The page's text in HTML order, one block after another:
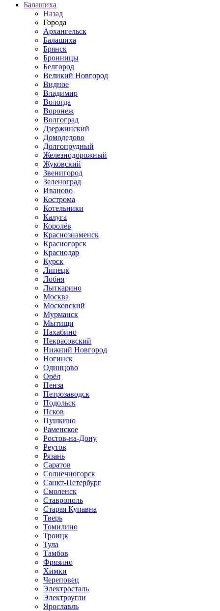
Балашиха
Назад
Города
Архангельск
Балашиха
Брянск
Бронницы
Белгород
Великий Новгород
Видное
Владимир
Вологда
Воронеж
Волгоград
Дзержинский
Домодедово
Долгопрудный
Железнодорожный
Жуковский
Звенигород
Зеленоград
Иваново
Кострома
Котельники
Калуга
Королёв
Краснознаменск
Красногорск
Краснодар
Курск
Липецк
Лобня
Лыткарино
Москва
Московский
Мурманск
Мытищи
Нахабино
Некрасовский
Нижний Новгород
Ногинск
Одинцово
Орёл
Пенза
Петрозаводск
Подольск
Псков
Пушкино
Раменское
Ростов-на-Дону
Реутов
Рязань
Саратов
Солнечногорск
Санкт-Петербург
Смоленск
Ставрополь
Старая Купавна
Тверь
Томилино
Троицк
Тула
Тамбов
Фрязино
Химки
Череповец
Электросталь
Электроугли
Ярославль